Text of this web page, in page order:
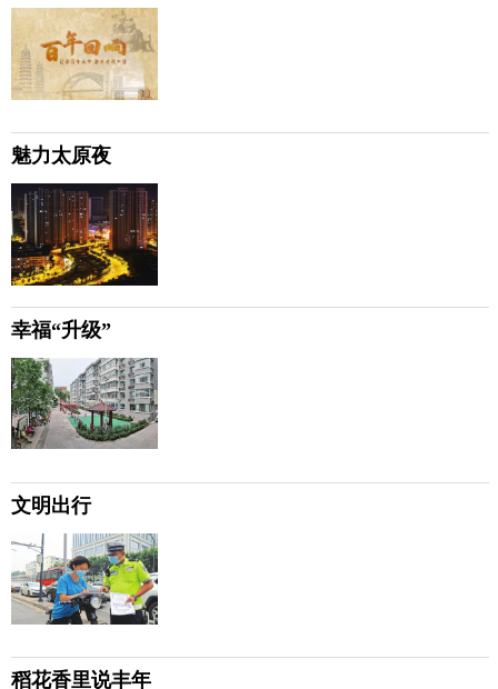
魅力太原夜
幸福“升级”
文明出行
稻花香里说丰年